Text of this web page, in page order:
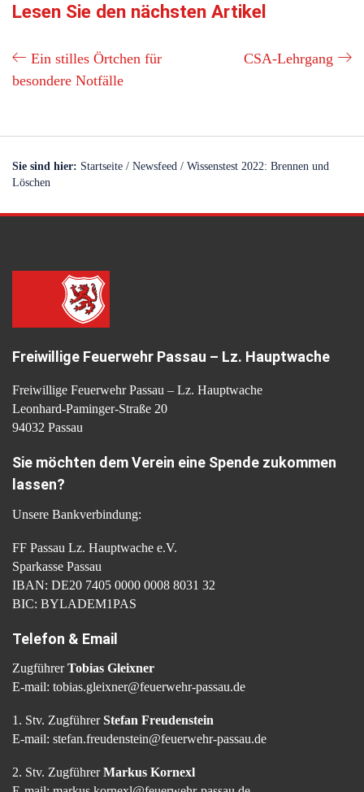
Lesen Sie den nächsten Artikel
Ein stilles Örtchen für
besondere Notfälle
CSA-Lehrgang
Sie sind hier: Startseite / Newsfeed / Wissenstest 2022: Brennen und
Löschen
Freiwillige Feuerwehr Passau – Lz. Hauptwache
Freiwillige Feuerwehr Passau – Lz. Hauptwache
Leonhard-Paminger-Straße 20
94032 Passau
Sie möchten dem Verein eine Spende zukommen
lassen?
Unsere Bankverbindung:
FF Passau Lz. Hauptwache e.V.
Sparkasse Passau
IBAN: DE20 7405 0000 0008 8031 32
BIC: BYLADEM1PAS
Telefon & Email
ZugführerTobias Gleixner
E-mail: tobias.gleixner@feuerwehr-passau.de
1. Stv. ZugführerStefan Freudenstein
E-mail: stefan.freudenstein@feuerwehr-passau.de
2. Stv. ZugführerMarkus Kornexl